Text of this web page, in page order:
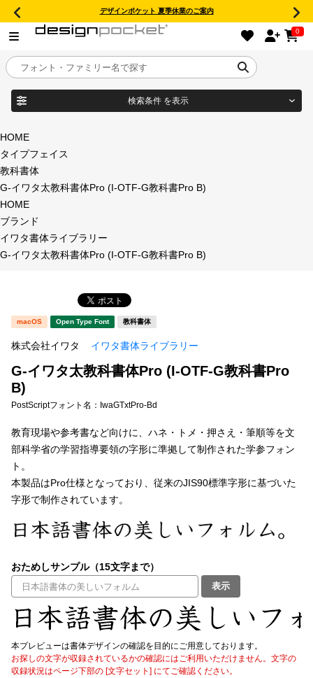
デザインポケット 夏季休業のご案内
0
目的別フォントガイド
特集
年間ライセンス商品
新着一覧
カート
お気に入り
ご利用ガイド
お問い合わせ
検索条件 を表示
商品名
フォント形式
タイプフェイス
明朝体
教科書体
草書体 勘亭流
太さ・ウェイト
セット or 単体
文字種類
HOME
タイプフェイス
教科書体
G-イワタ太教科書体Pro (I-OTF-G教科書Pro B)
HOME
ブランド
イワタ書体ライブラリー
G-イワタ太教科書体Pro (I-OTF-G教科書Pro B)
macOS Open Type Font 教科書体
株式会社イワタ イワタ書体ライブラリー
G-イワタ太教科書体Pro (I-OTF-G教科書Pro
B)
PostScriptフォント名： IwaGTxtPro-Bd
教育現場や参考書など向けに、ハネ・トメ・押さえ・筆順等を文
部科学省の学習指導要領の字形に準拠して制作された学参フォン
ト。
本製品はPro仕様となっており、従来のJIS90標準字形に基づいた
字形で制作されています。
おためしサンプル（15文字まで）
表示
本プレビューは書体デザインの確認を目的にご用意しております。
お探しの文字が収録されているかの確認にはご利用いただけません。文字の
収録状況はページ下部の [文字セット] にてご確認ください。